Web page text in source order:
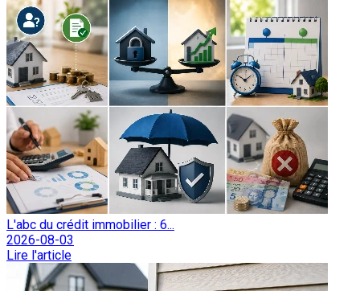
L'abc du crédit immobilier : 6...
2026-08-03
Lire l'article